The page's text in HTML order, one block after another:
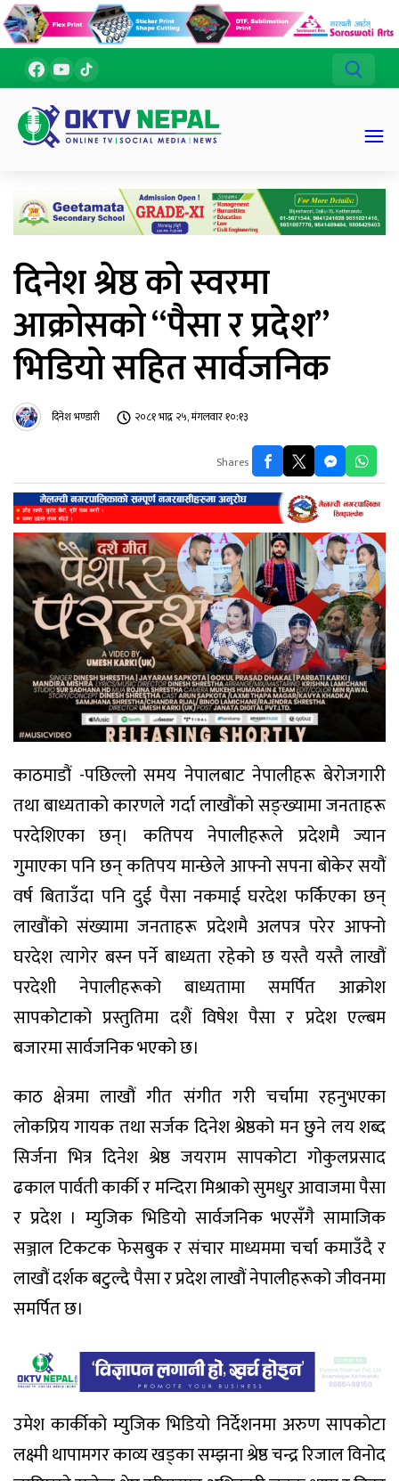
दिनेश श्रेष्ठ को स्वरमा
आक्रोसको “पैसा र प्रदेश”
भिडियो सहित सार्वजनिक
दिनेश भण्डारी २०८१ भाद्र २५, मंगलवार १०:१३
Shares
काठमाडौं -पछिल्लो समय नेपालबाट नेपालीहरू बेरोजगारी
तथा बाध्यताको कारणले गर्दा लाखौंको सङ्ख्यामा जनताहरू
परदेशिएका छन्। कतिपय नेपालीहरूले प्रदेशमै ज्यान
गुमाएका पनि छन् कतिपय मान्छेले आफ्नो सपना बोकेर सयौं
वर्ष बिताउँदा पनि दुई पैसा नकमाई घरदेश फर्किएका छन्
लाखौंको संख्यामा जनताहरू प्रदेशमै अलपत्र परेर आफ्नो
घरदेश त्यागेर बस्न पर्ने बाध्यता रहेको छ यस्तै यस्तै लाखौं
परदेशी नेपालीहरूको बाध्यतामा समर्पित आक्रोश
सापकोटाको प्रस्तुतिमा दशैं विषेश पैसा र प्रदेश एल्बम
बजारमा सार्वजनिक भएको छ।
काठ क्षेत्रमा लाखौं गीत संगीत गरी चर्चामा रहनुभएका
लोकप्रिय गायक तथा सर्जक दिनेश श्रेष्ठको मन छुने लय शब्द
सिर्जना भित्र दिनेश श्रेष्ठ जयराम सापकोटा गोकुलप्रसाद
ढकाल पार्वती कार्की र मन्दिरा मिश्राको सुमधुर आवाजमा पैसा
र प्रदेश । म्युजिक भिडियो सार्वजनिक भएसँगै सामाजिक
सञ्जाल टिकटक फेसबुक र संचार माध्यममा चर्चा कमाउँदै र
लाखौं दर्शक बटुल्दै पैसा र प्रदेश लाखौं नेपालीहरूको जीवनमा
समर्पित छ।
उमेश कार्कीको म्युजिक भिडियो निर्देशनमा अरुण सापकोटा
लक्ष्मी थापामगर काव्य खड्का सम्झना श्रेष्ठ चन्द्र रिजाल विनोद